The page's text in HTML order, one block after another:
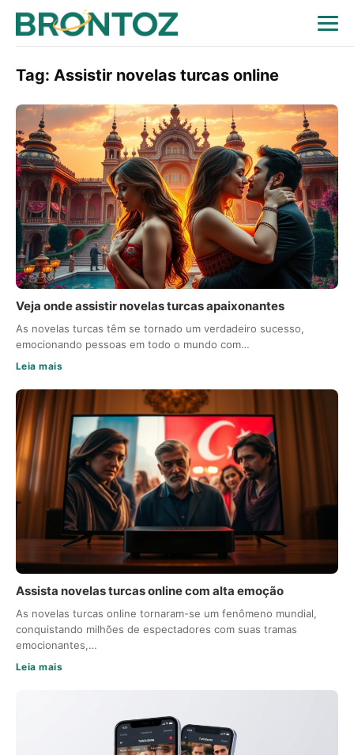
Tag: Assistir novelas turcas online
Veja onde assistir novelas turcas apaixonantes
As novelas turcas têm se tornado um verdadeiro sucesso,
emocionando pessoas em todo o mundo com…
Leia mais
Assista novelas turcas online com alta emoção
As novelas turcas online tornaram-se um fenômeno mundial,
conquistando milhões de espectadores com suas tramas
emocionantes,…
Leia mais